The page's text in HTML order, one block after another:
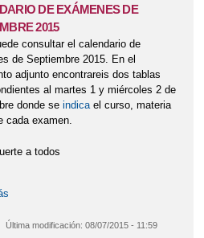
DE EXÁMENES DE
2015
consultar el calendario de
de Septiembre 2015. En el
adjunto encontrareis dos tablas
al martes 1 y miércoles 2 de
donde seindicael curso, materia
cada examen.
a todos
Última modificación: 08/07/2015 - 11:59